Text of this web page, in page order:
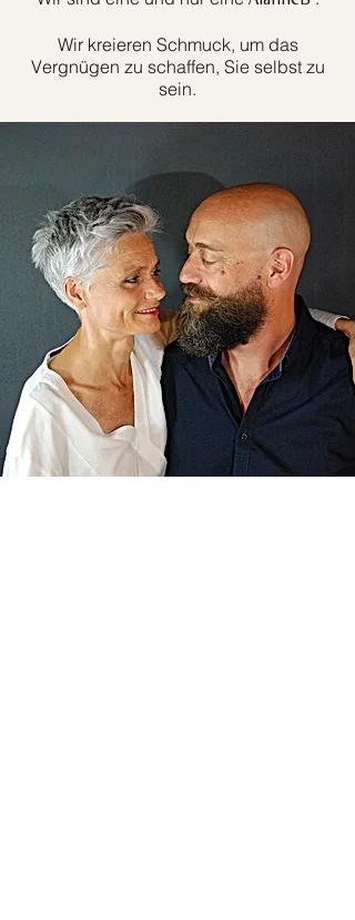
Wir kreieren Schmuck, um das
Vergnügen zu schaffen, Sie selbst zu
sein.